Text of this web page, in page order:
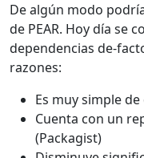
De algún modo
de PEAR. Hoy día se
dependencias de-
razones:
Es muy simple
Cuenta con un
(Packagist)